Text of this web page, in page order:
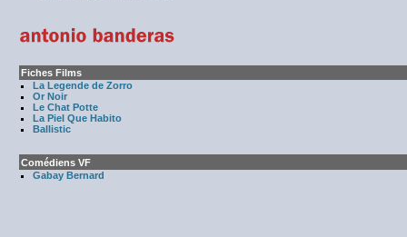
Fiches Films
La Legende de Zorro
Or Noir
Le Chat Potte
La Piel Que Habito
Ballistic
Comédiens VF
Gabay Bernard